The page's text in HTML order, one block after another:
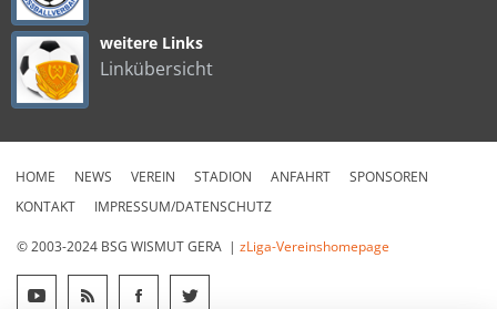
weitere Links
Linkübersicht
HOME NEWS VEREIN STADION ANFAHRT
SPONSOREN
KONTAKT
IMPRESSUM/DATENSCHUTZ
© 2003-2024 BSG WISMUT GERA | zLiga-Vereinshomepage